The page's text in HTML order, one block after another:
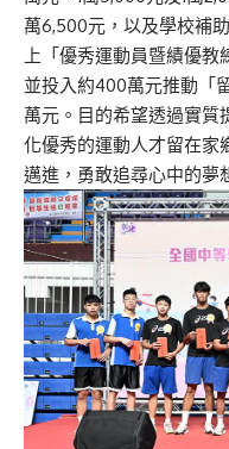
萬6,500元，以及學校補
上「優秀運動員暨績優
並投入約400萬元推動「
萬元。目的希望透過實質
化優秀的運動人才留在家
邁進，勇敢追尋心中的夢